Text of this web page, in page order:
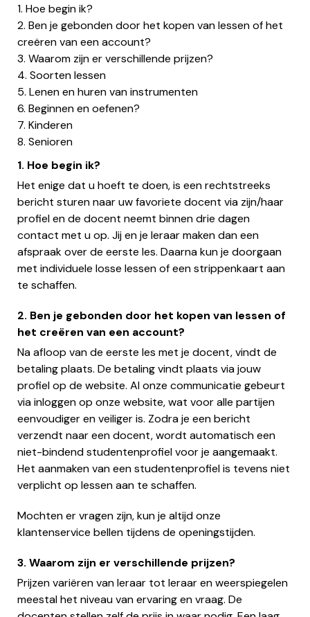
1. Hoe begin ik?
2. Ben je gebonden door het kopen van lessen of het
creëren van een account?
3. Waarom zijn er verschillende prijzen?
4. Soorten lessen
5. Lenen en huren van instrumenten
6. Beginnen en oefenen?
7. Kinderen
8. Senioren
1. Hoe begin ik?
Het enige dat u hoeft te doen, is een rechtstreeks
bericht sturen naar uw favoriete docent via zijn/haar
profiel en de docent neemt binnen drie dagen
contact met u op. Jij en je leraar maken dan een
afspraak over de eerste les. Daarna kun je doorgaan
met individuele losse lessen of een strippenkaart aan
te schaffen.
2. Ben je gebonden door het kopen van lessen of
het creëren van een account?
Na afloop van de eerste les met je docent, vindt de
betaling plaats. De betaling vindt plaats via jouw
profiel op de website. Al onze communicatie gebeurt
via inloggen op onze website, wat voor alle partijen
eenvoudiger en veiliger is. Zodra je een bericht
verzendt naar een docent, wordt automatisch een
niet-bindend studentenprofiel voor je aangemaakt.
Het aanmaken van een studentenprofiel is tevens niet
verplicht op lessen aan te schaffen.
Mochten er vragen zijn, kun je altijd onze
klantenservice bellen tijdens de openingstijden.
3. Waarom zijn er verschillende prijzen?
Prijzen variëren van leraar tot leraar en weerspiegelen
meestal het niveau van ervaring en vraag. De